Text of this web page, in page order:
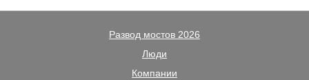
Развод мостов 2026
Люди
Компании